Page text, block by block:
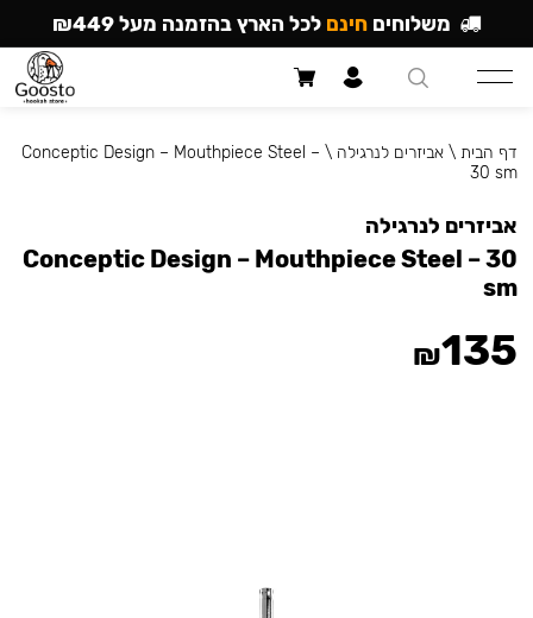
דף הבית \אביזרים לנרגילה \
Conceptic Design – Mouthpiece Steel –
30 sm
אביזרים לנרגילה
Conceptic Design – Mouthpiece Steel – 30
sm
₪135
משלוחים חינם לכל הארץ בהזמנה מעל ₪449